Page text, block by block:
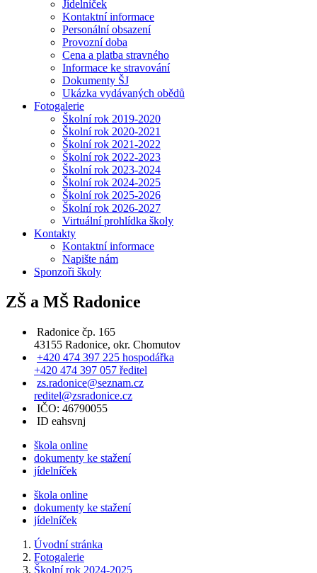
Jídelníček
Kontaktní informace
Personální obsazení
Provozní doba
Cena a platba stravného
Informace ke stravování
Dokumenty ŠJ
Ukázka vydávaných obědů
Fotogalerie
Školní rok 2019-2020
Školní rok 2020-2021
Školní rok 2021-2022
Školní rok 2022-2023
Školní rok 2023-2024
Školní rok 2024-2025
Školní rok 2025-2026
Školní rok 2026-2027
Virtuální prohlídka školy
Kontakty
Kontaktní informace
Napište nám
Sponzoři školy
ZŠ a MŠ Radonice
Radonice čp. 165
43155 Radonice, okr. Chomutov
+420 474 397 225 hospodářka
+420 474 397 057 ředitel
zs.radonice@seznam.cz
reditel@zsradonice.cz
IČO: 46790055
ID eahsvnj
škola online
dokumenty ke stažení
jídelníček
škola online
dokumenty ke stažení
jídelníček
Úvodní stránka
Fotogalerie
Školní rok 2024-2025